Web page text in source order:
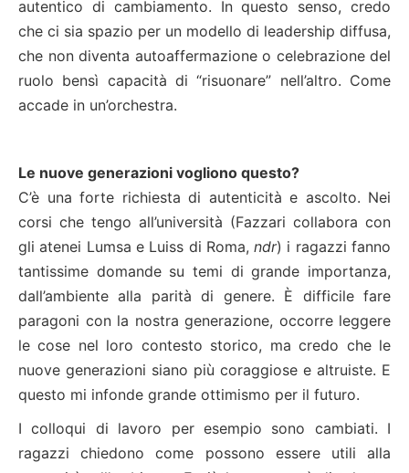
autentico di cambiamento. In questo senso, credo
che ci sia spazio per un modello di leadership diffusa,
che non diventa autoaffermazione o celebrazione del
ruolo bensì capacità di “risuonare” nell’altro. Come
accade in un’orchestra.
Le nuove generazioni vogliono questo?
C’è una forte richiesta di autenticità e ascolto. Nei
corsi che tengo all’università (Fazzari collabora con
gli atenei Lumsa e Luiss di Roma,ndr) i ragazzi fanno
tantissime domande su temi di grande importanza,
dall’ambiente alla parità di genere. È difficile fare
paragoni con la nostra generazione, occorre leggere
le cose nel loro contesto storico, ma credo che le
nuove generazioni siano più coraggiose e altruiste. E
questo mi infonde grande ottimismo per il futuro.
I colloqui di lavoro per esempio sono cambiati. I
ragazzi chiedono come possono essere utili alla